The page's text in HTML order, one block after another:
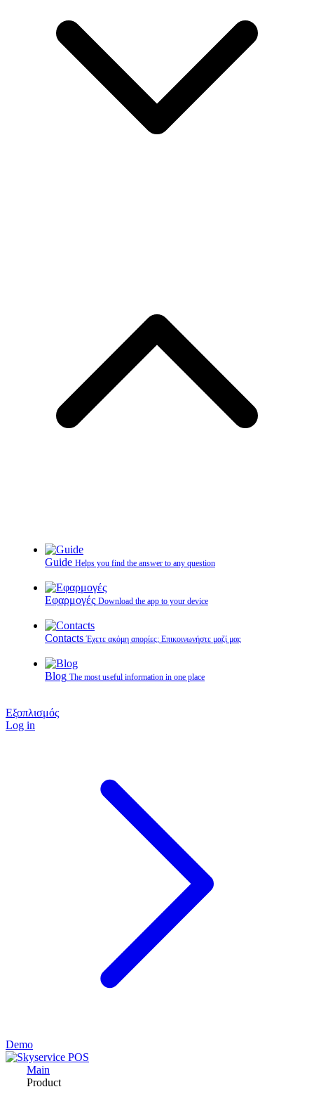
Guide Helps you find the answer to any question
Εφαρμογές Download the app to your device
Contacts Έχετε ακόμη απορίες; Επικοινωνήστε μαζί μας
Blog The most useful information in one place
Εξοπλισμός
Log in
Demo
Main
Product